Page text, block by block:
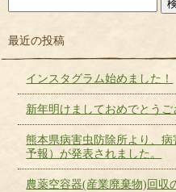
最近の投稿
インスタグラム始めました！
新年明けましておめでとうご
熊本県病害虫防除所より、病
予報）が発表されました。
農薬空容器(産業廃棄物)回収